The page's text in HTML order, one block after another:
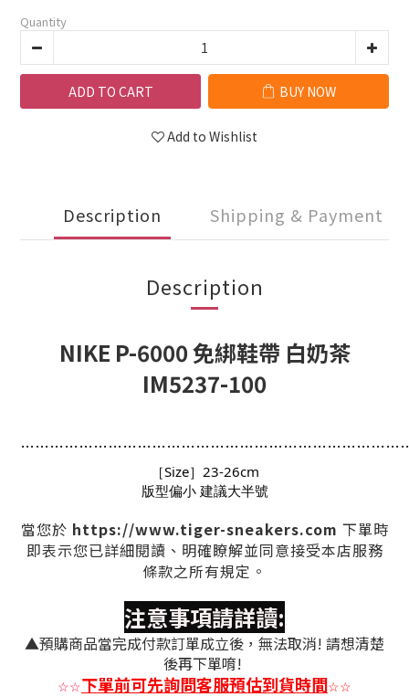
Quantity
ADD TO CART BUY NOW
Add to Wishlist
Description Shipping & Payment
Description
NIKE P-6000 免綁鞋帶 白奶茶
IM5237-100
……………………………………………………………………
［Size］23-26cm
版型偏小 建議大半號
當您於 https://www.tiger-sneakers.com 下單時
即表示您已詳細閱讀、明確瞭解並同意接受本店服務
條款之所有規定。
注意事項請詳讀:
▲預購商品當完成付款訂單成立後，無法取消! 請想清楚
後再下單唷!
☆☆下單前可先詢問客服預估到貨時間☆☆